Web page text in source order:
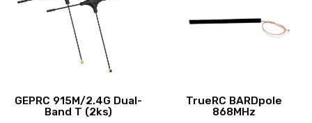
GEPRC 915M/2.4G Dual-
Band T (2ks)
TrueRC BARDpole
868MHz